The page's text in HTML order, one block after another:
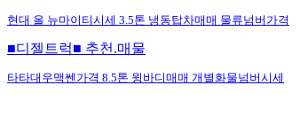
현대 올 뉴마이티시세 3.5톤 냉동탑차매매 물류넘버가격
■디젤트럭■ 추천.매물
타타대우맥쎈가격 8.5톤 윙바디매매 개별화물넘버시세